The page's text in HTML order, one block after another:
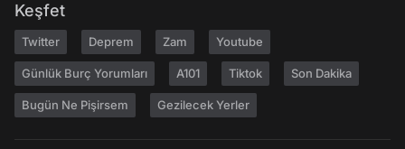
Keşfet
Twitter Deprem Zam Youtube
Günlük Burç Yorumları A101 Tiktok Son Dakika
Bugün Ne Pişirsem Gezilecek Yerler